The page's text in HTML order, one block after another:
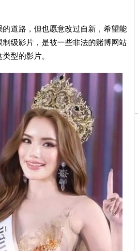
道路，但也愿意改过自新，希望能
级影片，是被一些非法的赌博网站
型的影片。